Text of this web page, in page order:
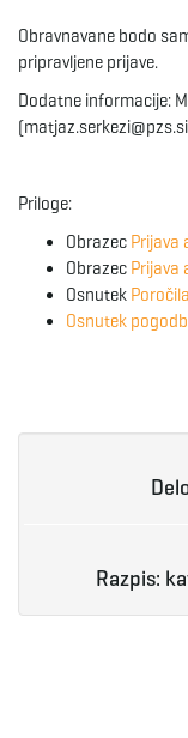
Obravnavane bodo
pripravljene prijave.
Dodatne informacije:
Priloge:
Obrazec Prijava
Obrazec Prijava
Osnutek
Osnutek
Razpis: